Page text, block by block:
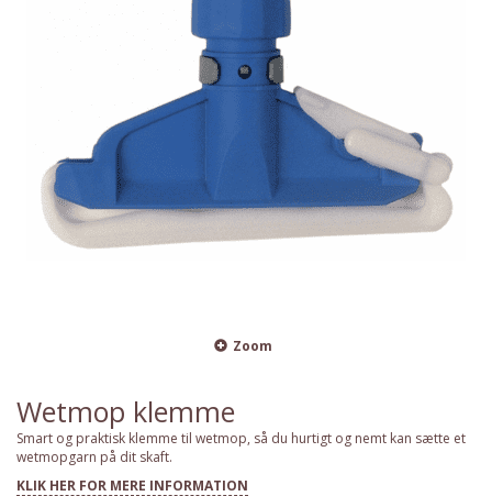
Zoom
Wetmop klemme
Smart og praktisk klemme til wetmop, så du hurtigt og nemt kan sætte et
wetmopgarn på dit skaft.
KLIK HER FOR MERE INFORMATION